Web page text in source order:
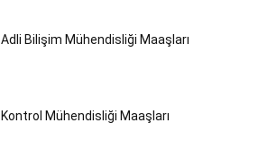
Adli Bilişim Mühendisliği Maaşları
Kontrol Mühendisliği Maaşları